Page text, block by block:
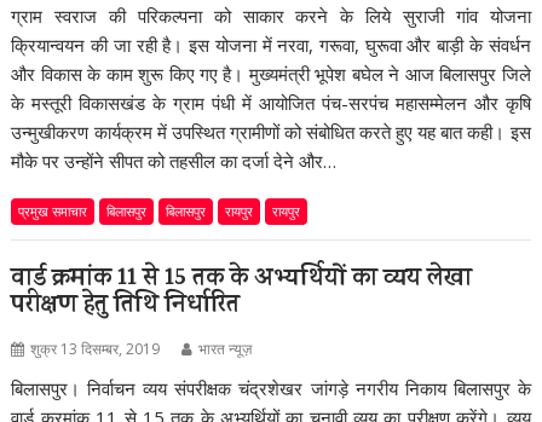
ग्राम स्वराज की परिकल्पना को साकार करने के लिये सुराजी गांव योजना
क्रियान्वयन की जा रही है। इस योजना में नरवा, गरूवा, घुरूवा और बाड़ी के संवर्धन
और विकास के काम शुरू किए गए है। मुख्यमंत्री भूपेश बघेल ने आज बिलासपुर जिले
के मस्तूरी विकासखंड के ग्राम पंधी में आयोजित पंच-सरपंच महासम्मेलन और कृषि
उन्मुखीकरण कार्यक्रम में उपस्थित ग्रामीणों को संबोधित करते हुए यह बात कही। इस
मौके पर उन्होंने सीपत को तहसील का दर्जा देने और…
प्रमुख समाचार बिलासपुर बिलासपुर रायपुर रायपुर
वार्ड क्रमांक 11 से 15 तक के अभ्यर्थियों का व्यय लेखा
परीक्षण हेतु तिथि निर्धारित
शुक्र 13 दिसम्बर, 2019 भारत न्यूज़
बिलासपुर। निर्वाचन व्यय संपरीक्षक चंद्रशेखर जांगड़े नगरीय निकाय बिलासपुर के